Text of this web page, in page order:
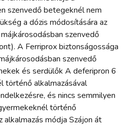
szenvedő betegeknél nem
a dózis módosítására az
szenvedő
A Ferriprox biztonságossága
szenvedő
és serdülők A deferipron 6
történő alkalmazásával
és nincs semmilyen
történő
alkalmazás módja Szájon át